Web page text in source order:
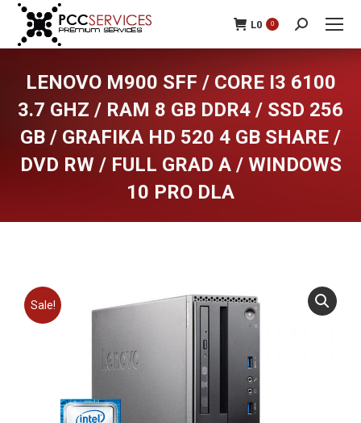
L0 0 Search:
LENOVO M900 SFF / CORE I3 6100
3.7 GHZ / RAM 8 GB DDR4 / SSD 256
GB / GRAFIKA HD 520 4 GB SHARE /
DVD RW / FULL GRAD A / WINDOWS
10 PRO DLA
Sale!